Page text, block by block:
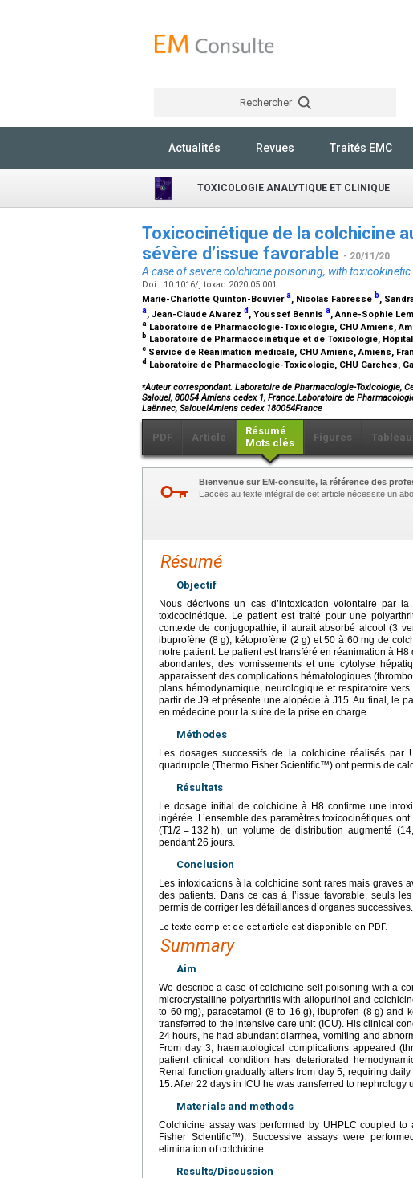
Rechercher
Actualités Revues Traités EMC
TOXICOLOGIE ANALYTIQUE ET CLINIQUE
Toxicocinétique de la colchicine
sévère d’issue favorable - 20/11/20
A case of severe colchicine poisoning, with toxicokinetic
Doi : 10.1016/j.toxac.2020.05.001
Marie-Charlotte Quinton-Bouviera, Nicolas Fabresse b,
a, Jean-Claude Alvarez d , Youssef Bennis a, Anne-Sophie
a Laboratoire de Pharmacologie-Toxicologie, CHU Amiens,
b Laboratoire de Pharmacocinétique et de Toxicologie,
c Service de Réanimation médicale, CHU Amiens, Amiens,
d Laboratoire de Pharmacologie-Toxicologie, CHU Garches,
⁎Auteur correspondant. Laboratoire de Pharmacologie-Toxicologie,
Salouel, 80054 Amiens cedex 1, France.Laboratoire de
Laënnec, SalouelAmiens cedex 180054France
PDF Article
Résumé
Mots clés
Figures
Bienvenue sur EM-consulte, la référence des
L’accès au texte intégral de cet article nécessite un
Résumé
Objectif
Nous décrivons un cas d’intoxication volontaire par
toxicocinétique. Le patient est traité pour une
contexte de conjugopathie, il aurait absorbé alcool (3
ibuprofène (8 g), kétoprofène (2 g) et 50 à 60 mg de
notre patient. Le patient est transféré en réanimation à
abondantes, des vomissements et une cytolyse
apparaissent des complications hématologiques
plans hémodynamique, neurologique et respiratoire
partir de J9 et présente une alopécie à J15. Au final, le
en médecine pour la suite de la prise en charge.
Méthodes
Les dosages successifs de la colchicine réalisés
quadrupole (Thermo Fisher Scientiﬁc™) ont permis de
Résultats
Le dosage initial de colchicine à H8 confirme une
ingérée. L’ensemble des paramètres toxicocinétiques
(T1/2 = 132 h), un volume de distribution augmenté
pendant 26 jours.
Conclusion
Les intoxications à la colchicine sont rares mais graves
des patients. Dans ce cas à l’issue favorable, seuls
permis de corriger les défaillances d’organes successives.
Le texte complet de cet article est disponible en PDF.
Summary
Aim
We describe a case of colchicine self-poisoning with a
microcrystalline polyarthritis with allopurinol and
to 60 mg), paracetamol (8 to 16 g), ibuprofen (8 g) and
transferred to the intensive care unit (ICU). His clinical
24 hours, he had abundant diarrhea, vomiting and
From day 3, haematological complications appeared
patient clinical condition has deteriorated
Renal function gradually alters from day 5, requiring
15. After 22 days in ICU he was transferred to
Materials and methods
Colchicine assay was performed by UHPLC coupled
Fisher Scientific™). Successive assays were
elimination of colchicine.
Results/Discussion